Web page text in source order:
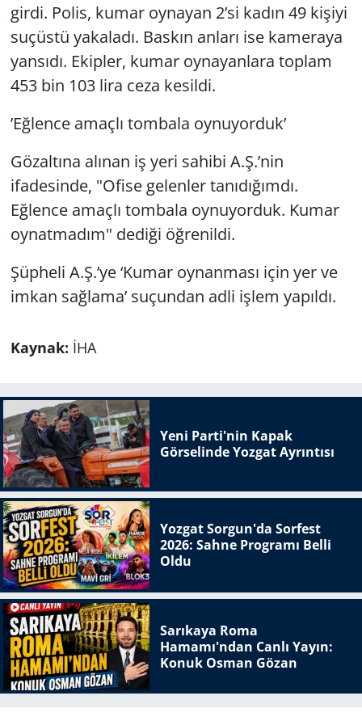
girdi. Polis, kumar oynayan 2’si kadın 49 kişiyi
suçüstü yakaladı. Baskın anları ise kameraya
yansıdı. Ekipler, kumar oynayanlara toplam
453 bin 103 lira ceza kesildi.
’Eğlence amaçlı tombala oynuyorduk’
Gözaltına alınan iş yeri sahibi A.Ş.’nin
ifadesinde, "Ofise gelenler tanıdığımdı.
Eğlence amaçlı tombala oynuyorduk. Kumar
oynatmadım" dediği öğrenildi.
Şüpheli A.Ş.’ye ‘Kumar oynanması için yer ve
imkan sağlama’ suçundan adli işlem yapıldı.
Kaynak: İHA
Yeni Parti'nin Kapak
Görselinde Yozgat Ayrıntısı
Yozgat Sorgun'da Sorfest
2026: Sahne Programı Belli
Oldu
Sarıkaya Roma
Hamamı'ndan Canlı Yayın:
Konuk Osman Gözan